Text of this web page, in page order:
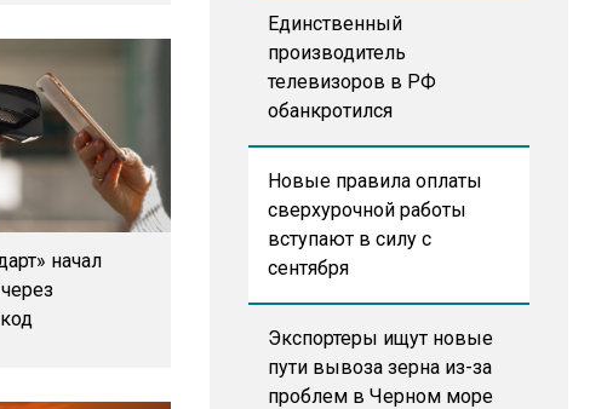
начал
Единственный
производитель
телевизоров в РФ
обанкротился
Новые правила оплаты
сверхурочной работы
вступают в силу с
сентября
Экспортеры ищут новые
пути вывоза зерна из-за
проблем в Черном море